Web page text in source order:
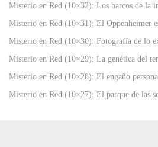
Misterio en Red (10×32): Los barcos de la
Misterio en Red (10×31): El Oppenheimer
Misterio en Red (10×30): Fotografía de lo
Misterio en Red (10×29): La genética del
Misterio en Red (10×28): El engaño
Misterio en Red (10×27): El parque de las